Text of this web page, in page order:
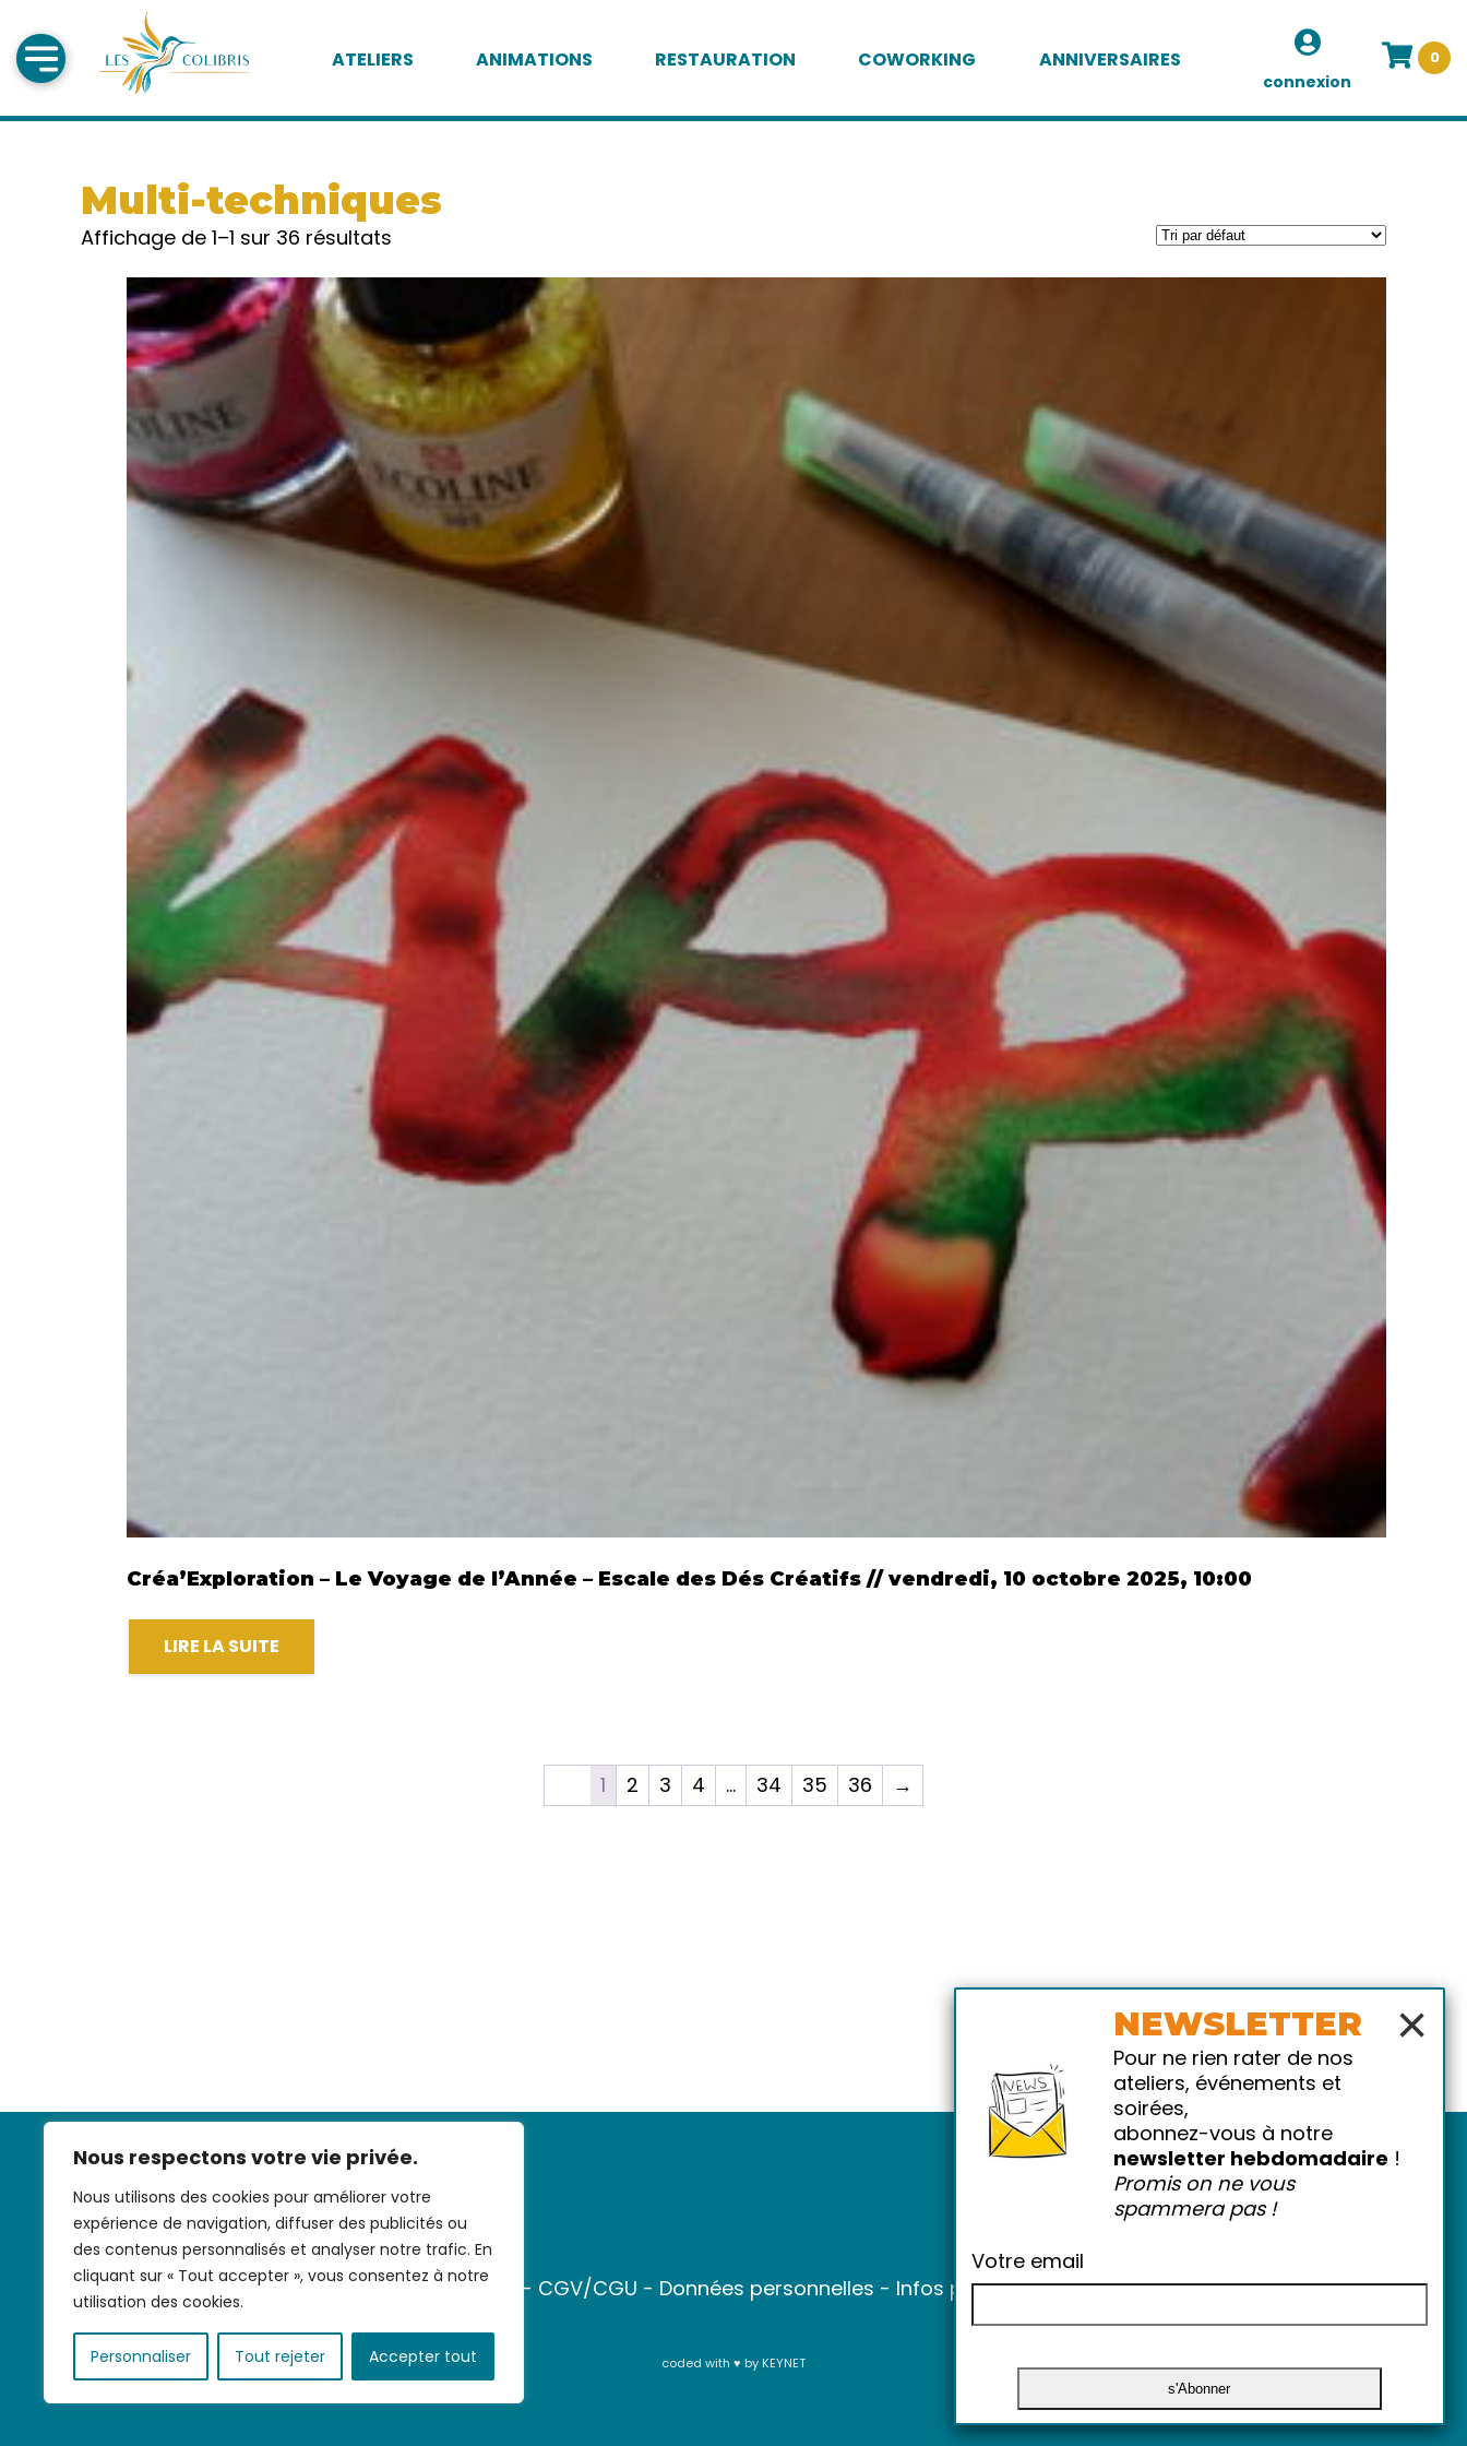
Nous respectons votre vie privée.
Nous utilisons des cookies pour améliorer votre
expérience de navigation, diffuser des publicités ou
des contenus personnalisés et analyser notre trafic. En
cliquant sur « Tout accepter », vous consentez à notre
utilisation des cookies.
Personnaliser Tout rejeter Accepter tout
ATELIERS ANIMATIONS RESTAURATION COWORKING ANNIVERSAIRES
connexion
0
Multi-techniques
Affichage de 1–1 sur 36 résultats
Créa’Exploration – Le Voyage de l’Année – Escale des Dés Créatifs // vendredi, 10 octobre 2025, 10:00
LIRE LA SUITE
1 2 3 4 … 34 35 36 →
Nous contacter - CGV/CGU - Données personnelles - Infos pratiques-FAQ
coded with ♥ by KEYNET
×
NEWSLETTER
Pour ne rien rater de nos
ateliers, événements et
soirées,
abonnez-vous à notre
newsletter hebdomadaire !
Promis on ne vous
spammera pas !
Votre email